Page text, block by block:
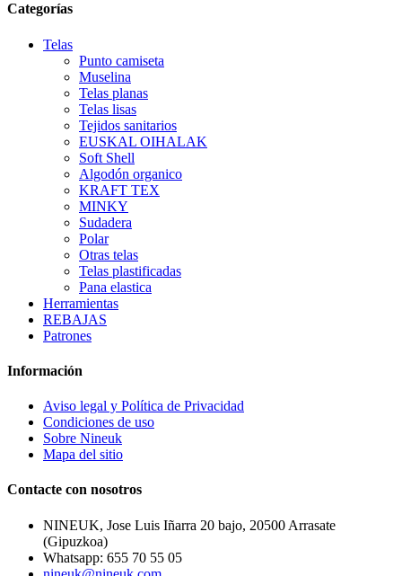
Categorías
Telas
Punto camiseta
Muselina
Telas planas
Telas lisas
Tejidos sanitarios
EUSKAL OIHALAK
Soft Shell
Algodón organico
KRAFT TEX
MINKY
Sudadera
Polar
Otras telas
Telas plastificadas
Pana elastica
Herramientas
REBAJAS
Patrones
Información
Aviso legal y Política de Privacidad
Condiciones de uso
Sobre Nineuk
Mapa del sitio
Contacte con nosotros
NINEUK, Jose Luis Iñarra 20 bajo, 20500 Arrasate
(Gipuzkoa)
Whatsapp: 655 70 55 05